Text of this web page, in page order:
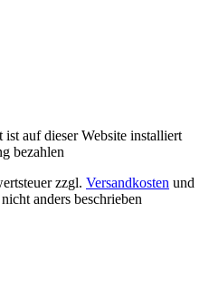
auf dieser Website installiert
bezahlen
zzgl. Versandkosten und
anders beschrieben